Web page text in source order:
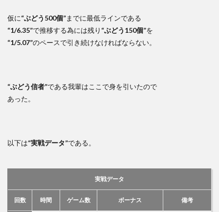
仮に“ぶどう500個”までに最低ラインである
“1/6.35”で推移する為には残り “ぶどう150個”を
“1/5.07”のペースで引き続けなければならない。
“ぶどう信者”である我輩はここで身を引いたので
あった。
以下は“実戦データ”である。
実戦データ
回数 時間 ゲーム数 ボーナス 備考